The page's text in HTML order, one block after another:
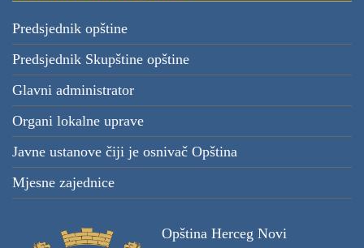
Predsjednik opštine
Predsjednik Skupštine opštine
Glavni administrator
Organi lokalne uprave
Javne ustanove čiji je osnivač Opština
Mjesne zajednice
Opština Herceg Novi